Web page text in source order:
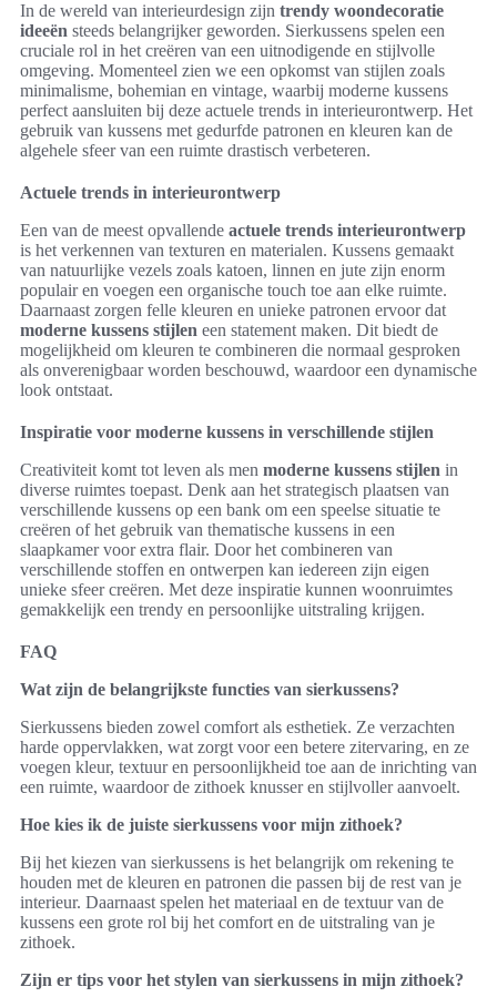
In de wereld van interieurdesign zijn trendy woondecoratie
ideeën steeds belangrijker geworden. Sierkussens spelen een
cruciale rol in het creëren van een uitnodigende en stijlvolle
omgeving. Momenteel zien we een opkomst van stijlen zoals
minimalisme, bohemian en vintage, waarbij moderne kussens
perfect aansluiten bij deze actuele trends in interieurontwerp. Het
gebruik van kussens met gedurfde patronen en kleuren kan de
algehele sfeer van een ruimte drastisch verbeteren.
Actuele trends in interieurontwerp
Een van de meest opvallende actuele trends interieurontwerp
is het verkennen van texturen en materialen. Kussens gemaakt
van natuurlijke vezels zoals katoen, linnen en jute zijn enorm
populair en voegen een organische touch toe aan elke ruimte.
Daarnaast zorgen felle kleuren en unieke patronen ervoor dat
moderne kussens stijlen een statement maken. Dit biedt de
mogelijkheid om kleuren te combineren die normaal gesproken
als onverenigbaar worden beschouwd, waardoor een dynamische
look ontstaat.
Inspiratie voor moderne kussens in verschillende stijlen
Creativiteit komt tot leven als men moderne kussens stijlen in
diverse ruimtes toepast. Denk aan het strategisch plaatsen van
verschillende kussens op een bank om een speelse situatie te
creëren of het gebruik van thematische kussens in een
slaapkamer voor extra flair. Door het combineren van
verschillende stoffen en ontwerpen kan iedereen zijn eigen
unieke sfeer creëren. Met deze inspiratie kunnen woonruimtes
gemakkelijk een trendy en persoonlijke uitstraling krijgen.
FAQ
Wat zijn de belangrijkste functies van sierkussens?
Sierkussens bieden zowel comfort als esthetiek. Ze verzachten
harde oppervlakken, wat zorgt voor een betere zitervaring, en ze
voegen kleur, textuur en persoonlijkheid toe aan de inrichting van
een ruimte, waardoor de zithoek knusser en stijlvoller aanvoelt.
Hoe kies ik de juiste sierkussens voor mijn zithoek?
Bij het kiezen van sierkussens is het belangrijk om rekening te
houden met de kleuren en patronen die passen bij de rest van je
interieur. Daarnaast spelen het materiaal en de textuur van de
kussens een grote rol bij het comfort en de uitstraling van je
zithoek.
Zijn er tips voor het stylen van sierkussens in mijn zithoek?